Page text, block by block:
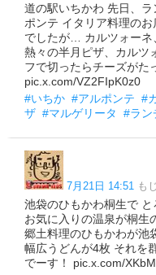
道の駅いちかわ 先日、
ポンテ イタリア料理の
でしたが… カルツォーネ
熱々の半月ピザ、カル
フで切ったらチーズがた
pic.x.com/VZ2FIpK0z0
#いちか #アルポンテ #
ザ #マルゲリータ #ラン
7月21日 14:51 も
池袋のひもかわ桐生で
お気に入りの温泉が桐生
郷土料理のひもかわが池
幅広うどんが4枚 それを
でーす！ pic.x.com/